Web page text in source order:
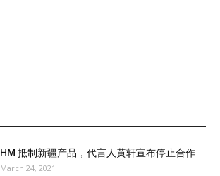
HM 抵制新疆产品，代言人黄轩宣布停止合作
March 24, 2021